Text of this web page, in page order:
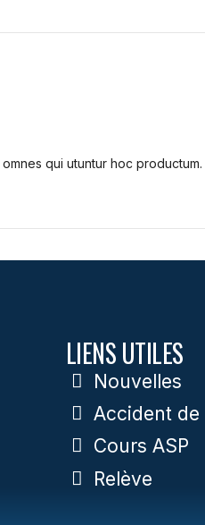
qui utuntur hoc productum.
LIENS UTILES
Nouvelles
Accident de
Cours ASP
Relève